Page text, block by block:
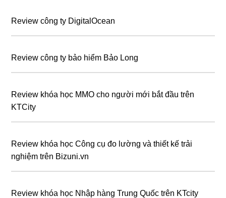
Review công ty DigitalOcean
Review công ty bảo hiểm Bảo Long
Review khóa học MMO cho người mới bắt đầu trên
KTCity
Review khóa học Công cụ đo lường và thiết kế trải
nghiệm trên Bizuni.vn
Review khóa học Nhập hàng Trung Quốc trên KTcity